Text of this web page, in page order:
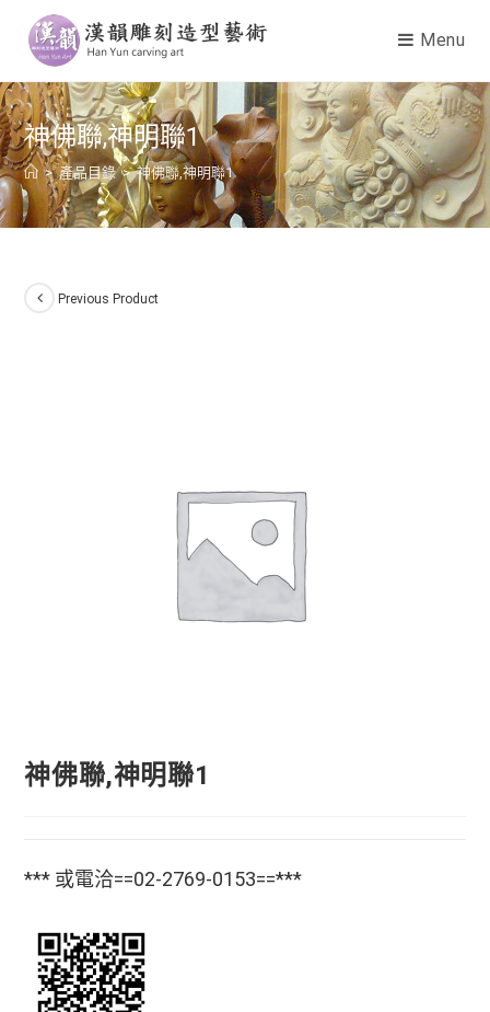
Menu
神佛聯,神明聯1
> 產品目錄 > 神佛聯,神明聯1
Previous Product
神佛聯,神明聯1
*** 或電洽==02-2769-0153==***